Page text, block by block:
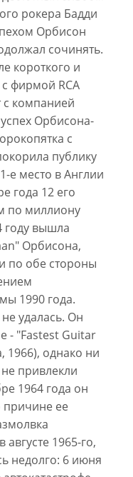
рокера Бадди
Орбисон
сочинять.
короткого и
фирмой RCA
с компанией
Орбисона-
с
публику
е место в Англии
года 12 его
по миллиону
году вышла
Орбисона,
по обе стороны
1990 года.
удалась. Он
- "Fastest Guitar
1966), однако ни
привлекли
1964 года он
причине ее
1965-го,
недолго: 6 июня